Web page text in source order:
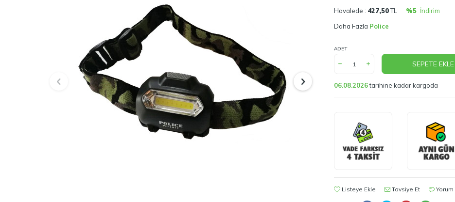
Havalede : 427,50TL %5 İndirim
Daha Fazla Police
ADET
SEPETE EKLE
06.08.2026tarihine kadar kargoda
Listeye Ekle Tavsiye Et Yorum